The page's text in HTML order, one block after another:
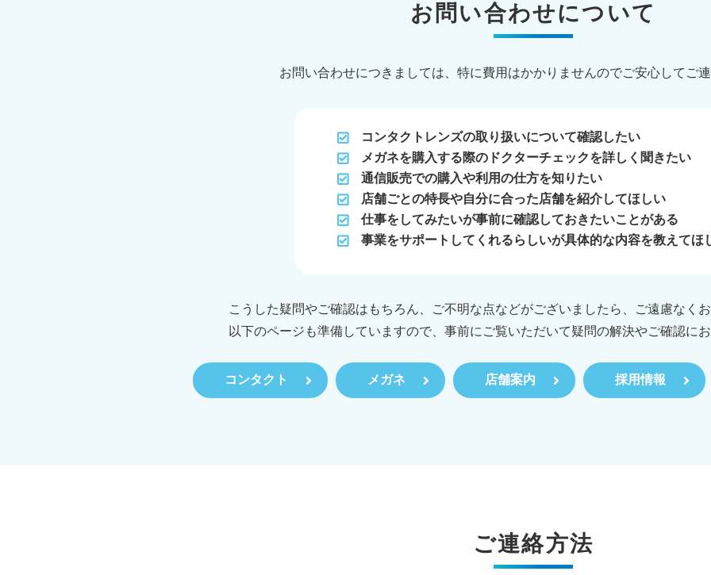
お問い合わせについて
お問い合わせにつきましては、特に費用はかかりませんのでご安心してご連
コンタクトレンズの取り扱いについて確認したい
メガネを購入する際のドクターチェックを詳しく聞きたい
通信販売での購入や利用の仕方を知りたい
店舗ごとの特長や自分に合った店舗を紹介してほしい
仕事をしてみたいが事前に確認しておきたいことがある
事業をサポートしてくれるらしいが具体的な内容を教えてほ
こうした疑問やご確認はもちろん、ご不明な点などがございましたら、ご遠慮なく
以下のページも準備していますので、事前にご覧いただいて疑問の解決やご確認に
コンタクト メガネ 店舗案内 採用情報
ご連絡方法